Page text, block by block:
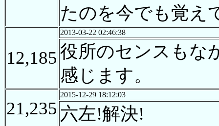
たのを今でも覚え
12,185
2013-03-22 02:46:38
役所のセンスもな
感じます。
21,235
2015-12-29 18:12:03
六左!解決!